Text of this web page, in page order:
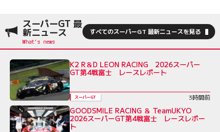
スーパーGT 最
新ニュース すべてのスーパーGT 最新ニュースを見る
K2 R＆D LEON RACING 2026スーパー
GT第4戦富士 レースレポート
スーパーGT 3時間前
GOODSMILE RACING ＆ TeamUKYO
2026スーパーGT第4戦富士 レースレポー
ト